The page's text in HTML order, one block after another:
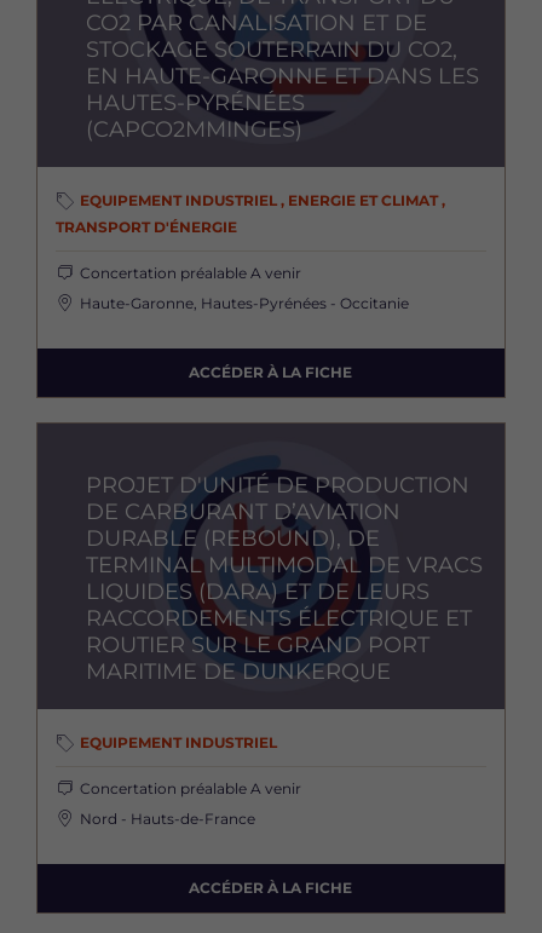
CO2 PAR CANALISATION ET DE
STOCKAGE SOUTERRAIN DU CO2,
EN HAUTE-GARONNE ET DANS LES
HAUTES-PYRÉNÉES
(CAPCO2MMINGES)
EQUIPEMENT INDUSTRIEL , ENERGIE ET CLIMAT ,
TRANSPORT D'ÉNERGIE
Concertation préalable A venir
Haute-Garonne, Hautes-Pyrénées - Occitanie
ACCÉDER À LA FICHE
PROJET D'UNITÉ DE PRODUCTION
DE CARBURANT D’AVIATION
DURABLE (REBOUND), DE
TERMINAL MULTIMODAL DE VRACS
LIQUIDES (DARA) ET DE LEURS
RACCORDEMENTS ÉLECTRIQUE ET
ROUTIER SUR LE GRAND PORT
MARITIME DE DUNKERQUE
EQUIPEMENT INDUSTRIEL
Concertation préalable A venir
Nord - Hauts-de-France
ACCÉDER À LA FICHE